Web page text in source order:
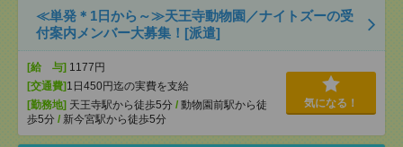
≪単発＊1日から～≫天王寺動物園／ナイトズーの受
付案内メンバー大募集！[派遣]
[給 与] 1177円
[交通費] 1日450円迄の実費を支給
[勤務地] 天王寺駅から徒歩5分 / 動物園前駅から徒
歩5分 / 新今宮駅から徒歩5分
気になる！